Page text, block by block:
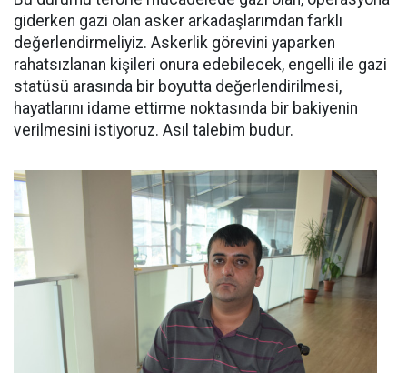
giderken gazi olan asker arkadaşlarımdan farklı
değerlendirmeliyiz. Askerlik görevini yaparken
rahatsızlanan kişileri onura edebilecek, engelli ile gazi
statüsü arasında bir boyutta değerlendirilmesi,
hayatlarını idame ettirme noktasında bir bakiyenin
verilmesini istiyoruz. Asıl talebim budur.